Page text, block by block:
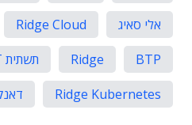
אלי סאיג
Ridge Cloud
BTP
Ridge תשתית DLT
Ridge Kubernetes